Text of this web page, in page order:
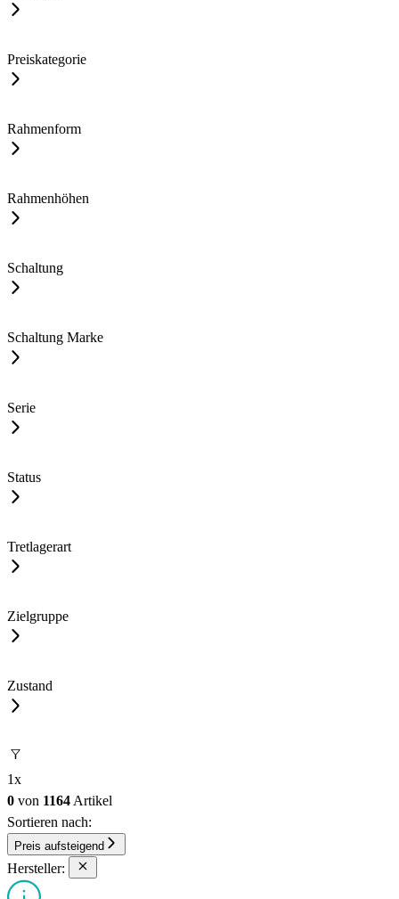
Preiskategorie
Rahmenform
Rahmenhöhen
Schaltung
Schaltung Marke
Serie
Status
Tretlagerart
Zielgruppe
Zustand
1x
0 von 1164 Artikel
Sortieren nach:
Preis aufsteigend
Hersteller: